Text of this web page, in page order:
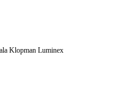
Klopman Luminex